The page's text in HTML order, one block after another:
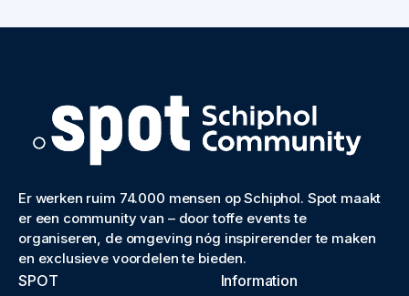
Er werken ruim 74.000 mensen op Schiphol. Spot maakt
er een community van – door toffe events te
organiseren, de omgeving nóg inspirerender te maken
en exclusieve voordelen te bieden.
SPOT Information